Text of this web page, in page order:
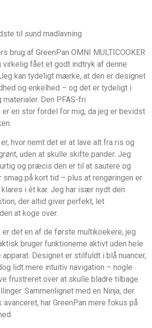
til sund madlavning
brug af GreenPan OMNI MULTICOOKER
virkelig fået et godt indtryk af denne
kan tydeligt mærke, at den er designet
og enkelhed – og det er tydeligt i
Den PFAS-fri
en stor fordel for mig, da jeg er bevidst
hvor nemt det er at lave alt fra ris og
uden at skulle skifte pander. Jeg
og præcis den er til at sautere og
smag på kort tid – plus at rengøringen er
klares i ét kar. Jeg har især nydt den
der altid giver perfekt, let
at koge over.
det en af de første multikoekere, jeg
bruger funktionerne aktivt uden hele
Designet er stilfuldt i blå nuancer,
lidt mere intuitiv navigation – nogle
frustreret over at skulle bladre tilbage
Sammenlignet med en Ninja, der
har GreenPan mere fokus på